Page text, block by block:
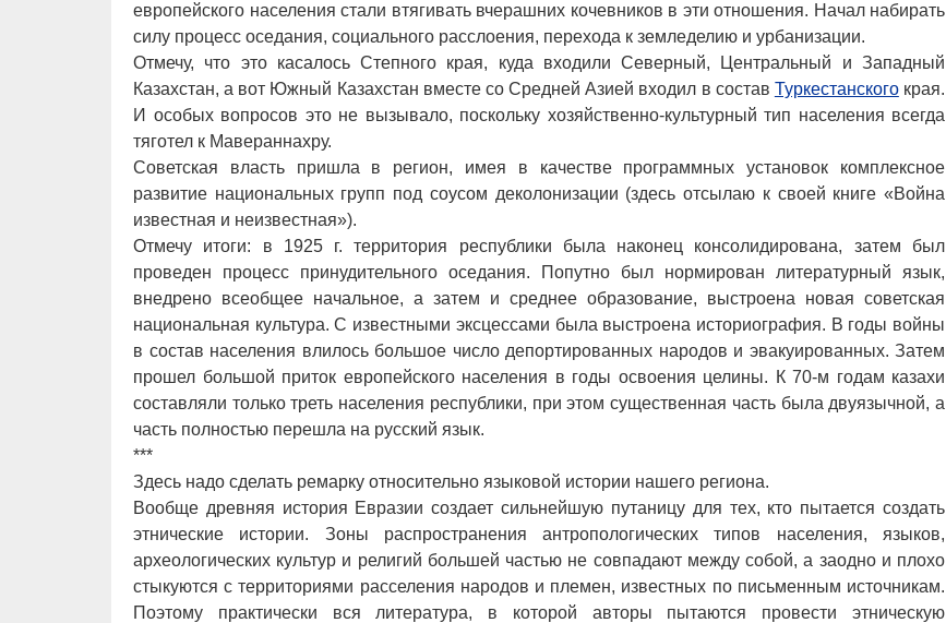
европейского населения стали втягивать вчерашних кочевников в эти отношения. Начал набирать
силу процесс оседания, социального расслоения, перехода к земледелию и урбанизации.
Отмечу, что это касалось Степного края, куда входили Северный, Центральный и Западный
Казахстан, а вот Южный Казахстан вместе со Средней Азией входил в состав Туркестанскогокрая.
И особых вопросов это не вызывало, поскольку хозяйственно-культурный тип населения всегда
тяготел к Мавераннахру.
Советская власть пришла в регион, имея в качестве программных установок комплексное
развитие национальных групп под соусом деколонизации (здесь отсылаю к своей книге «Война
известная и неизвестная»).
Отмечу итоги: в 1925 г. территория республики была наконец консолидирована, затем был
проведен процесс принудительного оседания. Попутно был нормирован литературный язык,
внедрено всеобщее начальное, а затем и среднее образование, выстроена новая советская
национальная культура. С известными эксцессами была выстроена историография. В годы войны
в состав населения влилось большое число депортированных народов и эвакуированных. Затем
прошел большой приток европейского населения в годы освоения целины. К 70-м годам казахи
составляли только треть населения республики, при этом существенная часть была двуязычной, а
часть полностью перешла на русский язык.
***
Здесь надо сделать ремарку относительно языковой истории нашего региона.
Вообще древняя история Евразии создает сильнейшую путаницу для тех, кто пытается создать
этнические истории. Зоны распространения антропологических типов населения, языков,
археологических культур и религий большей частью не совпадают между собой, а заодно и плохо
стыкуются с территориями расселения народов и племен, известных по письменным источникам.
Поэтому практически вся литература, в которой авторы пытаются провести этническую